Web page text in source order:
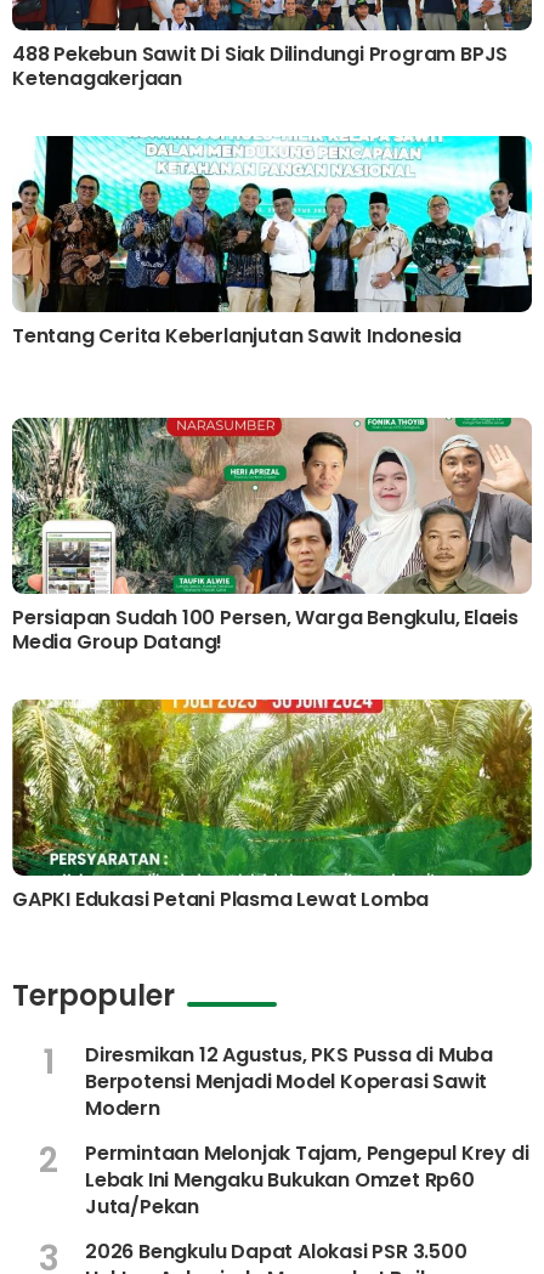
488 Pekebun Sawit Di Siak Dilindungi Program BPJS
Ketenagakerjaan
Tentang Cerita Keberlanjutan Sawit Indonesia
Persiapan Sudah 100 Persen, Warga Bengkulu, Elaeis
Media Group Datang!
GAPKI Edukasi Petani Plasma Lewat Lomba
Terpopuler
1
Diresmikan 12 Agustus, PKS Pussa di Muba
Berpotensi Menjadi Model Koperasi Sawit
Modern
2
Permintaan Melonjak Tajam, Pengepul Krey di
Lebak Ini Mengaku Bukukan Omzet Rp60
Juta/Pekan
3
2026 Bengkulu Dapat Alokasi PSR 3.500